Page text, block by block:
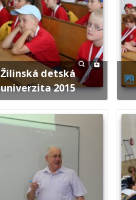
Žilinská detská
univerzita 2015